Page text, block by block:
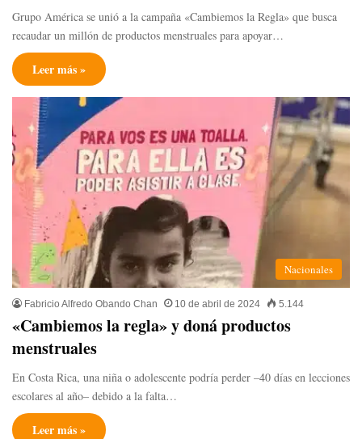
Grupo América se unió a la campaña «Cambiemos la Regla» que busca
recaudar un millón de productos menstruales para apoyar…
Leer más »
Nacionales
Fabricio Alfredo Obando Chan 10 de abril de 2024 5.144
«Cambiemos la regla» y doná productos
menstruales
En Costa Rica, una niña o adolescente podría perder –40 días en lecciones
escolares al año– debido a la falta…
Leer más »